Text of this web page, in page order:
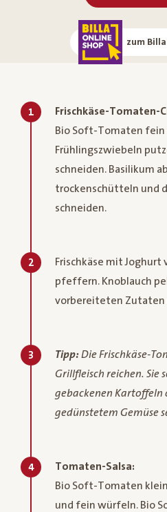
zum
1
Frischkäse-Tomaten-
Bio Soft-Tomaten
Frühlingszwiebeln
schneiden. Basilikum
trockenschütteln und
schneiden.
2
Frischkäse mit Joghurt
pfeffern. Knoblauch
vorbereiteten Zutaten
3 Tipp:Die Frischkäse-
Grillfleisch reichen. Sie
gebackenen Kartoffeln
gedünstetem Gemüse
4
Tomaten-Salsa:
Bio Soft-Tomaten
und fein würfeln. Bio